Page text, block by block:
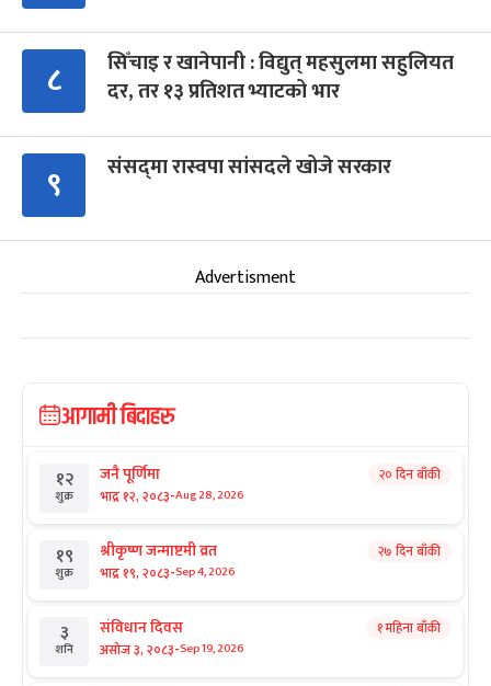
८
सिँचाइ र खानेपानी : विद्युत् महसुलमा सहुलियत
दर, तर १३ प्रतिशत भ्याटको भार
९ संसद्‍मा रास्वपा सांसदले खोजे सरकार
Advertisment
आगामी बिदाहरु
१२
शुक्र
जनै पूर्णिमा
भाद्र १२, २०८३-Aug 28, 2026
२० दिन बाँकी
१९
शुक्र
श्रीकृष्ण जन्माष्टमी व्रत
भाद्र १९, २०८३-Sep 4, 2026
२७ दिन बाँकी
३
शनि
संविधान दिवस
असोज ३, २०८३-Sep 19, 2026
१ महिना बाँकी